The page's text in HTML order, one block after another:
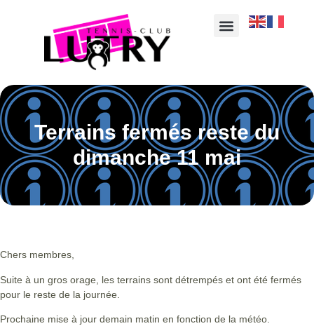
Terrains fermés reste du
dimanche 11 mai
Chers membres,
Suite à un gros orage, les terrains sont détrempés et ont été fermés
pour le reste de la journée.
Prochaine mise à jour demain matin en fonction de la météo.